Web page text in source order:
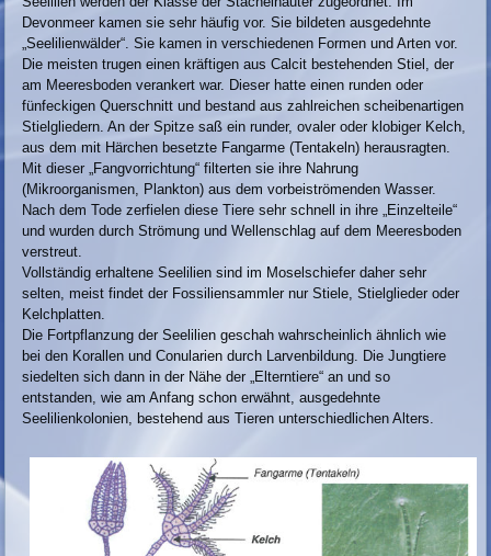
Devonmeer kamen sie sehr häufig vor. Sie bildeten ausgedehnte
„Seelilienwälder“. Sie kamen in verschiedenen Formen und Arten vor.
Die meisten trugen einen kräftigen aus Calcit bestehenden Stiel, der
am Meeresboden verankert war. Dieser hatte einen runden oder
fünfeckigen Querschnitt und bestand aus zahlreichen scheibenartigen
Stielgliedern. An der Spitze saß ein runder, ovaler oder klobiger Kelch,
aus dem mit Härchen besetzte Fangarme (Tentakeln) herausragten.
Mit dieser „Fangvorrichtung“ filterten sie ihre Nahrung
(Mikroorganismen, Plankton) aus dem vorbeiströmenden Wasser.
Nach dem Tode zerfielen diese Tiere sehr schnell in ihre „Einzelteile“
und wurden durch Strömung und Wellenschlag auf dem Meeresboden
verstreut.
Vollständig erhaltene Seelilien sind im Moselschiefer daher sehr
selten, meist findet der Fossiliensammler nur Stiele, Stielglieder oder
Kelchplatten.
Die Fortpflanzung der Seelilien geschah wahrscheinlich ähnlich wie
bei den Korallen und Conularien durch Larvenbildung. Die Jungtiere
siedelten sich dann in der Nähe der „Elterntiere“ an und so
entstanden, wie am Anfang schon erwähnt, ausgedehnte
Seelilienkolonien, bestehend aus Tieren unterschiedlichen Alters.